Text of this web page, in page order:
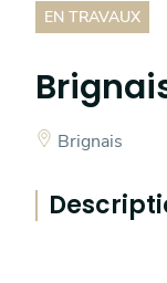
EN TRAVAUX
Brignais